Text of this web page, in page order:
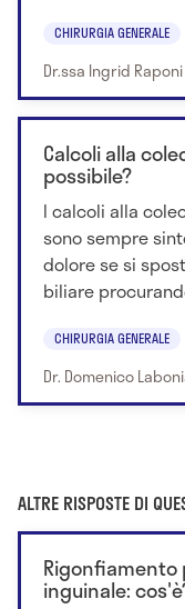
CHIRURGIA GENERALE
Dr.ssa Ingrid Raponi
Calcoli alla
possibile?
I calcoli alla
sono sempre
dolore se si
biliare
CHIRURGIA GENERALE
Dr. Domenico
ALTRE RISPOSTE DI
inguinale: